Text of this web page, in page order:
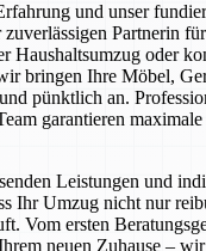
und unser
zuverlässigen Partnerin
Haushaltsumzug oder
bringen Ihre Möbel,
pünktlich an.
garantieren
Leistungen und
Ihr Umzug nicht nur
Vom ersten
neuen Zuhause –